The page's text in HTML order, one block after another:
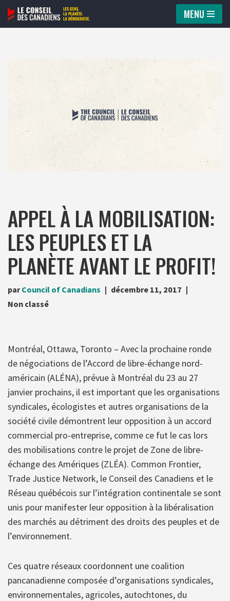
Aller
MENU
APPEL À LA MOBILISATION:
LES PEUPLES ET LA
PLANÈTE AVANT LE PROFIT!
parCouncil of Canadians
décembre 11, 2017
Non classé
Montréal, Ottawa, Toronto – Avec la prochaine ronde
de négociations de l’Accord de libre-échange nord-
américain (ALÉNA), prévue à Montréal du 23 au 27
janvier prochains, il est important que les organisations
syndicales, écologistes et autres organisations de la
société civile démontrent leur opposition à un accord
commercial pro-entreprise, comme ce fut le cas lors
des mobilisations contre le projet de Zone de libre-
échange des Amériques (ZLÉA). Common Frontier,
Trade Justice Network, le Conseil des Canadiens et le
Réseau québécois sur l’intégration continentale se sont
unis pour manifester leur opposition à la libéralisation
des marchés au détriment des droits des peuples et de
l’environnement.
Ces quatre réseaux coordonnent une coalition
pancanadienne composée d’organisations syndicales,
environnementales, agricoles, autochtones, du